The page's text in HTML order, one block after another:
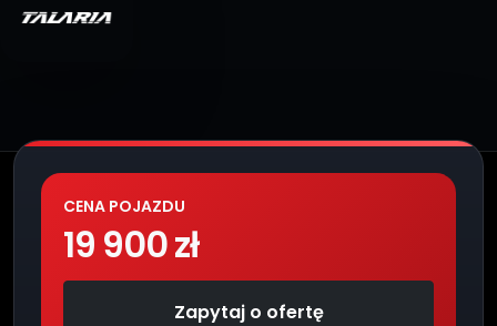
CENA POJAZDU
19 900 zł
Zapytaj o ofertę